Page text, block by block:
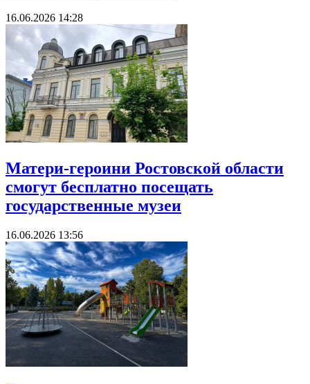
16.06.2026 14:28
Матери-героини Ростовской области
смогут бесплатно посещать
государственные музеи
16.06.2026 13:56